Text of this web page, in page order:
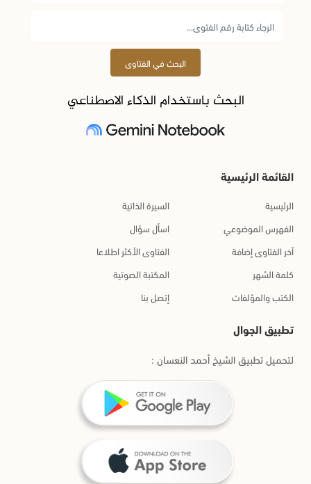
البحث في الفتاوى
البحث باستخدام الذكاء الاصطناعي
القائمة الرئيسية
الرئيسية
السيرة الذاتية
الفهرس الموضوعي
اسأل سؤال
آخر الفتاوى إضافة
الفتاوى الأكثر اطلاعا
كلمة الشهر
المكتبة الصوتية
الكتب والمؤلفات
إتصل بنا
تطبيق الجوال
لتحميل تطبيق الشيخ أحمد النعسان :